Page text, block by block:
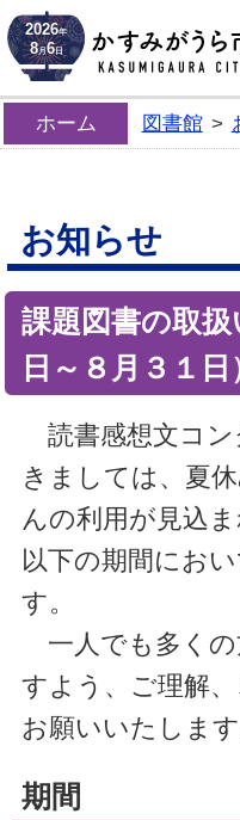
2026年
8月6日
ホーム 図書館 >
お知らせ
課題図書の取
日～８月３１日
読書感想文コン
きましては、夏
んの利用が見込ま
以下の期間にお
す。
一人でも多くの
すよう、ご理解
お願いいたします
期間